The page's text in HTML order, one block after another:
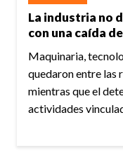
La industria no
con una caída
Maquinaria,
quedaron entre las
mientras que el
actividades